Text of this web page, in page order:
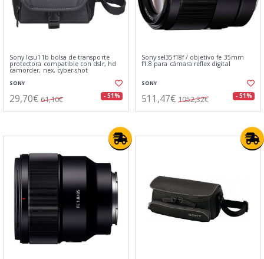
Sony lcsu11b bolsa de transporte
protectora compatible con dslr, hd
camorder, nex, cyber-shot
SONY
29,70€ 61,10€ - 51%
Sony sel35f18f / objetivo fe 35mm
f1.8 para cámara reflex digital
SONY
511,47€ 1052,32€ - 51%